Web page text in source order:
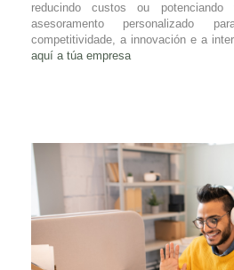
reducindo custos ou potenciando
asesoramento personalizado
competitividade, a innovación e a
aquí a túa empresa